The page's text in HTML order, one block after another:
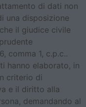
di dati non
una disposizione
il giudice civile
comma 1, c.p.c..
hanno elaborato, in
criterio di
e il diritto alla
demandando al